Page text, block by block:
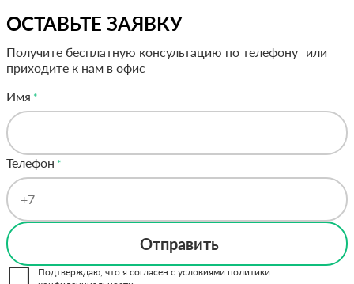
ОСТАВЬТЕ ЗАЯВКУ
Получите бесплатную консультацию по телефону или
приходите к нам в офис
Имя
Телефон
Подтверждаю, что я согласен с условиями политики
Отправить